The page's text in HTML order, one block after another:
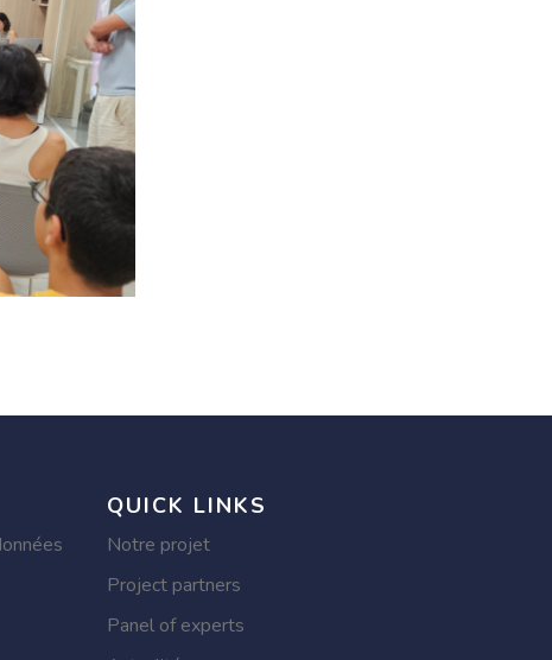
QUICK LINKS
Notre projet
Project partners
Panel of experts